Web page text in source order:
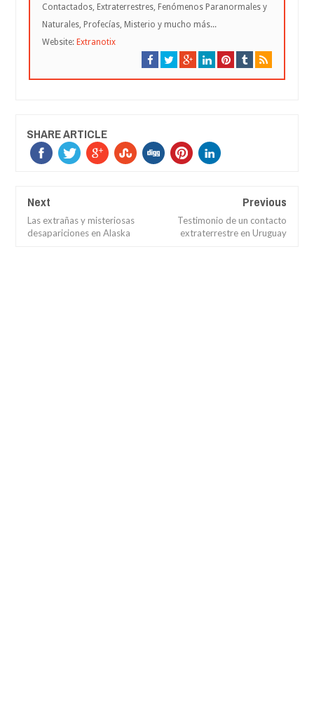
Contactados, Extraterrestres, Fenómenos Paranormales y
Naturales, Profecías, Misterio y mucho más...
Website: Extranotix
SHARE ARTICLE
Next
Las extrañas y misteriosas
desapariciones en Alaska
Previous
Testimonio de un contacto
extraterrestre en Uruguay